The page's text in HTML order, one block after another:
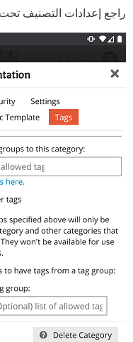
راجع إعدادات التصنيف